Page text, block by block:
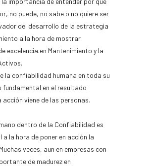
no puede, no sabe o no quiere ser
del desarrollo de la estrategia
a la hora de mostrar
excelencia.en Mantenimiento y la
la confiabilidad humana en toda su
fundamental en el resultado
acción viene de las personas.
dentro de la Confiabilidad es
a la hora de poner en acción la
veces, aun en empresas con
de madurez en